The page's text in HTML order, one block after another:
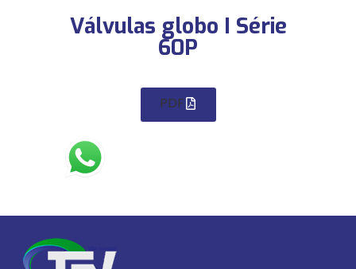
Válvulas globo I Série
60P
PDF